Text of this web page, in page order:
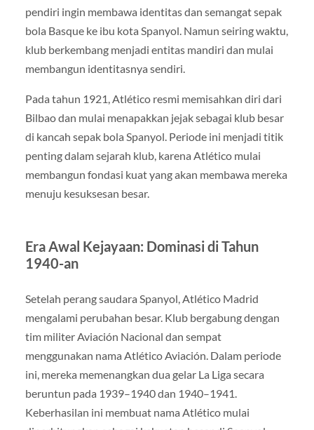
pendiri ingin membawa identitas dan semangat sepak
bola Basque ke ibu kota Spanyol. Namun seiring waktu,
klub berkembang menjadi entitas mandiri dan mulai
membangun identitasnya sendiri.
Pada tahun 1921, Atlético resmi memisahkan diri dari
Bilbao dan mulai menapakkan jejak sebagai klub besar
di kancah sepak bola Spanyol. Periode ini menjadi titik
penting dalam sejarah klub, karena Atlético mulai
membangun fondasi kuat yang akan membawa mereka
menuju kesuksesan besar.
Era Awal Kejayaan: Dominasi di Tahun
1940-an
Setelah perang saudara Spanyol, Atlético Madrid
mengalami perubahan besar. Klub bergabung dengan
tim militer Aviación Nacional dan sempat
menggunakan nama Atlético Aviación. Dalam periode
ini, mereka memenangkan dua gelar La Liga secara
beruntun pada 1939–1940 dan 1940–1941.
Keberhasilan ini membuat nama Atlético mulai